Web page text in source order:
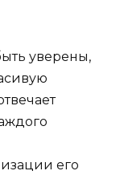
уверены,
его